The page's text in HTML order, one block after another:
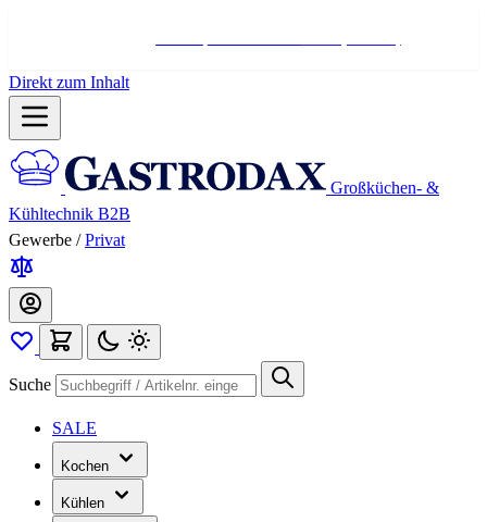
Direkt zum Inhalt
Großküchen- &
Kühltechnik B2B
Gewerbe / Privat
Suche
SALE
Kochen
Kühlen